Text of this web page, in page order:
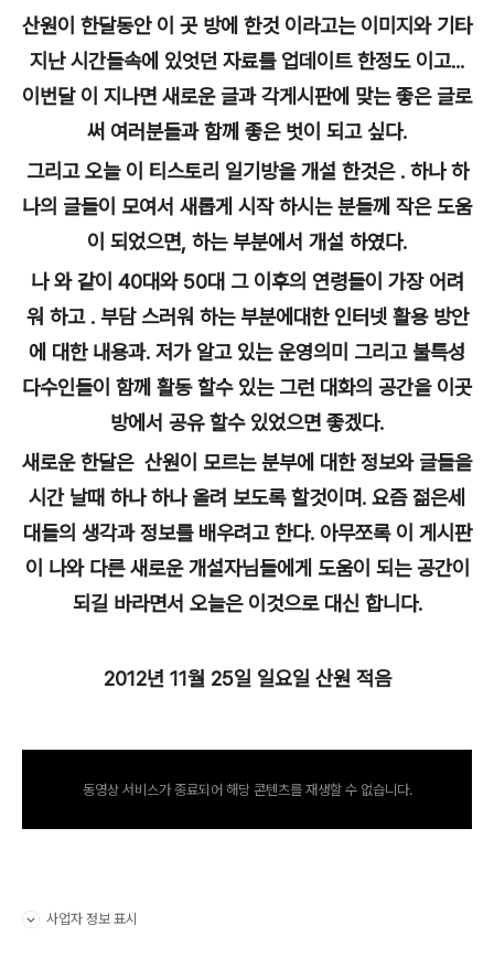
산원이 한달동안 이 곳 방에 한것 이라고는 이미지와 기타
지난 시간들속에 있엇던 자료를 업데이트 한정도 이고...
이번달 이 지나면 새로운 글과 각게시판에 맞는 좋은 글로
써 여러분들과 함께 좋은 벗이 되고 싶다.
그리고 오늘 이 티스토리 일기방을 개설 한것은 . 하나 하
나의 글들이 모여서 새롭게 시작 하시는 분들께 작은 도움
이 되었으면, 하는 부분에서 개설 하였다.
나 와 같이 40대와 50대 그 이후의 연령들이 가장 어려
워 하고 . 부담 스러워 하는 부분에대한 인터넷 활용 방안
에 대한 내용과. 저가 알고 있는 운영의미 그리고 불특성
다수인들이 함께 활동 할수 있는 그런 대화의 공간을 이곳
방에서 공유 할수 있었으면 좋겠다.
새로운 한달은 산원이 모르는 분부에 대한 정보와 글들을
시간 날때 하나 하나 올려 보도록 할것이며. 요즘 젊은세
대들의 생각과 정보를 배우려고 한다. 아무쪼록 이 게시판
이 나와 다른 새로운 개설자님들에게 도움이 되는 공간이
되길 바라면서 오늘은 이것으로 대신 합니다.
2012년 11월 25일 일요일 산원 적음
동영상 서비스가 종료되어 해당 콘텐츠를 재생할 수 없습니다.
사업자 정보 표시